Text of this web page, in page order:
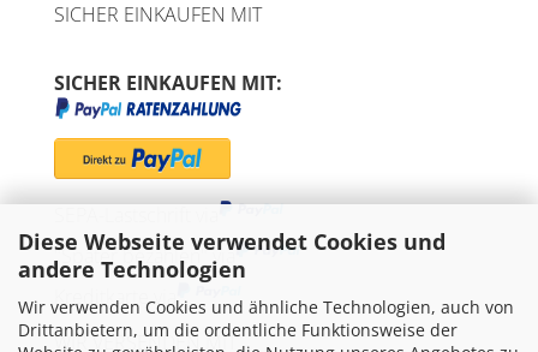
Diese Webseite verwendet Cookies und
andere Technologien
Wir verwenden Cookies und ähnliche Technologien, auch von
Drittanbietern, um die ordentliche Funktionsweise der
SICHER EINKAUFEN MIT
SICHER EINKAUFEN MIT:
"Später bezahlen" via
Kreditkarte via
WIR VERSENDEN MIT